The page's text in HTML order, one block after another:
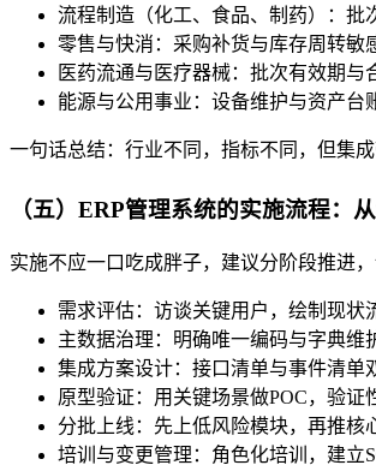
流程制造（化工、食品、制药）：批
零售与快消：采购补货与库存周转敏
医药流通与医疗器械：批次有效期与
能源与公用事业：设备维护与资产台
一句话总结：行业不同，指标不同，但集
（五）ERP管理系统的实施流程：
实施不应一口吃成胖子，建议分阶段推进
需求评估：访谈关键用户，绘制现状
主数据治理：明确唯一编码与字典维
集成方案设计：接口清单与事件清单
原型验证：用关键场景做POC，验证
分批上线：先上低风险模块，再推核
培训与变更管理：角色化培训，建立